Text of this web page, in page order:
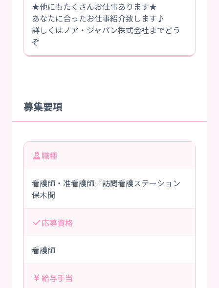
★他にもたくさんお仕事あります★
あなたに合ったお仕事紹介致します♪
詳しくはノア・ジャパン株式会社までどう
ぞ
募集要項
職種
看護師・准看護師／訪問看護ステーション
保木間
応募資格
看護師
給与手当